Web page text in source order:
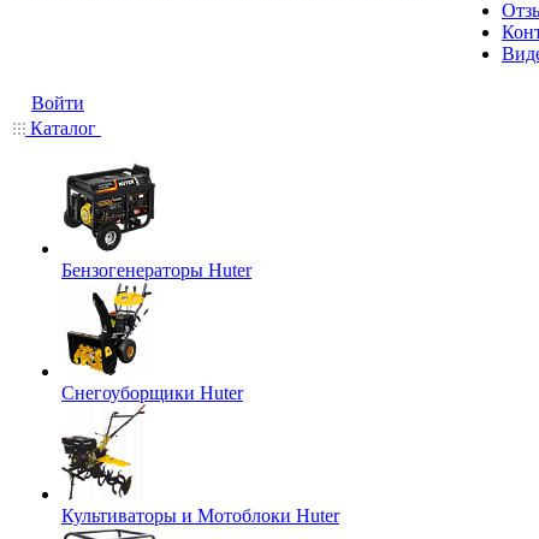
Войти
Каталог
Бензогенераторы Huter
Снегоуборщики Huter
Культиваторы и Мотоблоки Huter